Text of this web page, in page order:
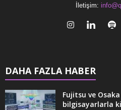
İletişim:
DAHA FAZLA HABER
Fujitsu ve
bilgisayarlarla